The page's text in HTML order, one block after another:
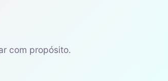
com propósito.